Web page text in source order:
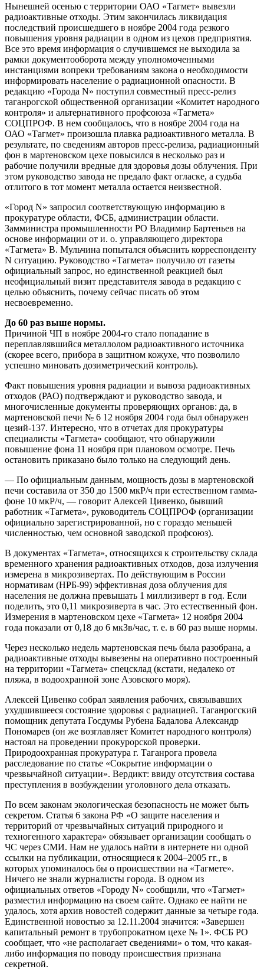
Нынешней осенью с территории ОАО «Тагмет» вывезли
радиоактивные отходы. Этим закончилась ликвидация
последствий происшедшего в ноябре 2004 года резкого
повышения уровня радиа­ции в одном из цехов предприя­тия.
Все это время информация о случившемся не выходила за
рамки документооборота между уполномоченными
инстанциями вопреки требованиям закона о необходимости
информировать население о радиационной опасности. В
редакцию «Города N» поступил совместный пресс-релиз
таганрогской общественной организации «Комитет народного
контроля» и альтернативного профсоюза «Тагмета»
СОЦПРОФ. В нем сообщалось, что в ноябре 2004 года на
ОАО «Тагмет» произошла плавка радиоактивного металла. В
результате, по сведениям авторов пресс-релиза, радиационный
фон в мартеновском цехе повысился в несколько раз и
рабочие получили вредные для здоровья дозы облучения. При
этом руководство завода не предало факт огласке, а судьба
отлитого в тот момент металла остается неизвестной.
«Город N» запросил соответ­ствующую информацию в
прокуратуре области, ФСБ, администрации области.
Замминистра промышленности РО Владимир Бартеньев на
основе информации от и. о. управляющего директора
«Тагмета» В. Мульчина попытался объяснить корреспонденту
N ситуацию. Руководство «Тагмета» получило от газеты
официальный запрос, но единственной реакцией был
неофициальный визит представителя завода в редакцию с
целью объяснить, почему сейчас писать об этом
несвоевременно.
До 60 раз выше нормы.
Причиной ЧП в ноябре 2004-го стало попадание в
переплавлявшийся металлолом радиоактивного источника
(скорее всего, прибора в защитном кожухе, что позволило
успешно миновать дозиметрический конт­роль).
Факт повышения уровня радиации и вывоза радиоактивных
отходов (РАО) подтверждают и руководство завода, и
многочисленные документы проверяющих органов: да, в
мартеновской печи № 6 12 ноября 2004 года был обнаружен
цезий-137. Интересно, что в отчетах для прокуратуры
специалисты «Тагмета» сообщают, что обнаружили
повышение фона 11 ноября при плановом осмот­ре. Печь
остановить приказано было только на следующий день.
— По официальным данным, мощность дозы в мартеновской
печи составила от 350 до 1500 мкР/ч при естественном гамма-
фоне 10 мкР/ч, — говорит Алексей Цивенко, бывший
работник «Тагмета», руководитель СОЦПРОФ (организации
официально зарегистрированной, но с гораздо меньшей
численностью, чем основной заводской профсоюз).
В документах «Тагмета», относящихся к строительству склада
временного хранения радиоактивных отходов, доза излучения
измерена в микрозивертах. По действующим в России
нормативам (НРБ-99) эффективная доза облучения для
населения не должна превышать 1 миллизиверт в год. Если
поделить, это 0,11 микрозиверта в час. Это естественный фон.
Измерения в мартеновском цехе «Тагмета» 12 ноября 2004
года показали от 0,18 до 6 мкЗв/час, т. е. в 60 раз выше нормы.
Через несколько недель мартеновская печь была разобрана, а
радиоактивные отходы вывезены на оперативно построенный
на территории «Тагмета» спецсклад (кстати, недалеко от
пляжа, в водоохранной зоне Азовского моря).
Алексей Цивенко собрал заявления рабочих, связывавших
ухудшившееся состояние здоровья с радиацией. Таганрогский
помощник депутата Госдумы Рубена Бадалова Александр
Пономарев (он же возглавляет Комитет народного контроля)
настоял на проведении прокурорской проверки.
Природоохранная прокуратура г. Таганрога провела
расследование по статье «Сокрытие информации о
чрезвычайной ситуации». Вердикт: ввиду отсутствия состава
преступления в возбуждении уголовного дела отказать.
По всем законам экологическая безопасность не может быть
секретом. Статья 6 закона РФ «О защите населения и
территорий от чрезвычайных ситуаций природного и
техногенного характера» обязывает организации сообщать о
ЧС через СМИ. Нам не удалось найти в интернете ни одной
ссылки на публикации, относящиеся к 2004–2005 гг., в
которых упоминалось бы о происшествии на «Тагмете».
Ничего не знали журналисты города. В одном из
официальных ответов «Городу N» сообщили, что «Тагмет»
разместил информацию на своем сайте. Однако ее найти не
удалось, хотя архив новостей содержит данные за четыре года.
Единственной новостью за 12.11.2004 значится: «Завершен
капитальный ремонт в трубопрокатном цехе № 1». ФСБ РО
сообщает, что «не располагает сведениями» о том, что какая-
либо информация по поводу происшествия признана
секретной.